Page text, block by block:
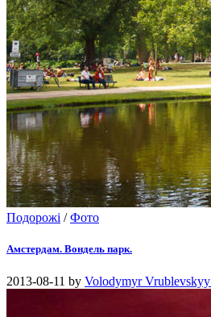
Подорожі /Фото
Амстердам. Вондель парк.
2013-08-11 by Volodymyr Vrublevskyy